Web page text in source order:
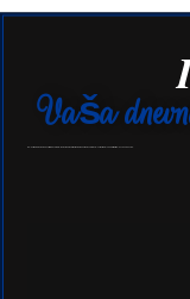
Vaša